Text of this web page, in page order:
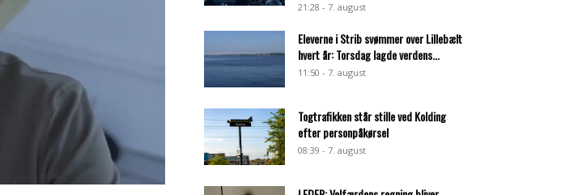
21:28 - 7. august
Eleverne i Strib svømmer over Lillebælt
hvert år: Torsdag lagde verdens...
11:50 - 7. august
Togtrafikken står stille ved Kolding
efter personpåkørsel
08:39 - 7. august